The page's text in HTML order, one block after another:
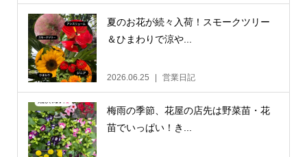
夏のお花が続々入荷！スモークツリー
＆ひまわりで涼や...
2026.06.25 営業日記
梅雨の季節、花屋の店先は野菜苗・花
苗でいっぱい！き...